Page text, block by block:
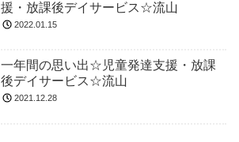
援・放課後デイサービス☆流山
2022.01.15
一年間の思い出☆児童発達支援・放課
後デイサービス☆流山
2021.12.28